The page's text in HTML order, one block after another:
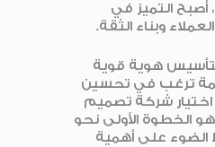
التميز في
وبناء الثقة.
هوية قوية
ترغب في تحسين
اختيار شركة تصميم
الخطوة الأولى نحو
الضوء على أهمية